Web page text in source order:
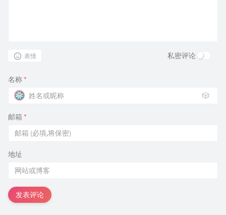
表情 私密评论
名称 *
🎲
邮箱 *
地址
发表评论